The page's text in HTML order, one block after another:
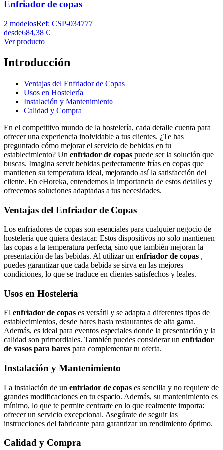
Enfriador de copas
2 modelosRef: CSP-034777
desde684,38 €
Ver producto
Introducción
Ventajas del Enfriador de Copas
Usos en Hostelería
Instalación y Mantenimiento
Calidad y Compra
En el competitivo mundo de la hostelería, cada detalle cuenta para
ofrecer una experiencia inolvidable a tus clientes. ¿Te has
preguntado cómo mejorar el servicio de bebidas en tu
establecimiento? Un enfriador de copas puede ser la solución que
buscas. Imagina servir bebidas perfectamente frías en copas que
mantienen su temperatura ideal, mejorando así la satisfacción del
cliente. En eHoreka, entendemos la importancia de estos detalles y
ofrecemos soluciones adaptadas a tus necesidades.
Ventajas del Enfriador de Copas
Los enfriadores de copas son esenciales para cualquier negocio de
hostelería que quiera destacar. Estos dispositivos no solo mantienen
las copas a la temperatura perfecta, sino que también mejoran la
presentación de las bebidas. Al utilizar un enfriador de copas ,
puedes garantizar que cada bebida se sirva en las mejores
condiciones, lo que se traduce en clientes satisfechos y leales.
Usos en Hostelería
El enfriador de copas es versátil y se adapta a diferentes tipos de
establecimientos, desde bares hasta restaurantes de alta gama.
Además, es ideal para eventos especiales donde la presentación y la
calidad son primordiales. También puedes considerar un enfriador
de vasos para bares para complementar tu oferta.
Instalación y Mantenimiento
La instalación de un enfriador de copas es sencilla y no requiere de
grandes modificaciones en tu espacio. Además, su mantenimiento es
mínimo, lo que te permite centrarte en lo que realmente importa:
ofrecer un servicio excepcional. Asegúrate de seguir las
instrucciones del fabricante para garantizar un rendimiento óptimo.
Calidad y Compra